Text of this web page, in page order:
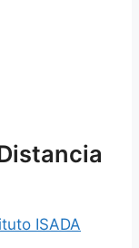
ISADA